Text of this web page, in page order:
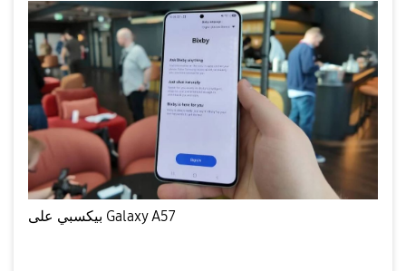
بيكسبي على Galaxy A57